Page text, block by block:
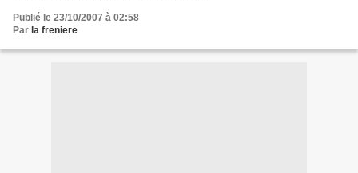
Publié le 23/10/2007 à 02:58
Par la freniere